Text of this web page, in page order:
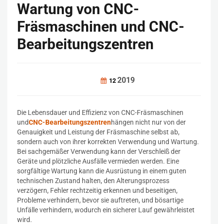
Wartung von CNC-
Fräsmaschinen und CNC-
Bearbeitungszentren
12 2019
Die Lebensdauer und Effizienz von CNC-Fräsmaschinen
undCNC-Bearbeitungszentrenhängen nicht nur von der
Genauigkeit und Leistung der Fräsmaschine selbst ab,
sondern auch von ihrer korrekten Verwendung und Wartung.
Bei sachgemäßer Verwendung kann der Verschleiß der
Geräte und plötzliche Ausfälle vermieden werden. Eine
sorgfältige Wartung kann die Ausrüstung in einem guten
technischen Zustand halten, den Alterungsprozess
verzögern, Fehler rechtzeitig erkennen und beseitigen,
Probleme verhindern, bevor sie auftreten, und bösartige
Unfälle verhindern, wodurch ein sicherer Lauf gewährleistet
wird.